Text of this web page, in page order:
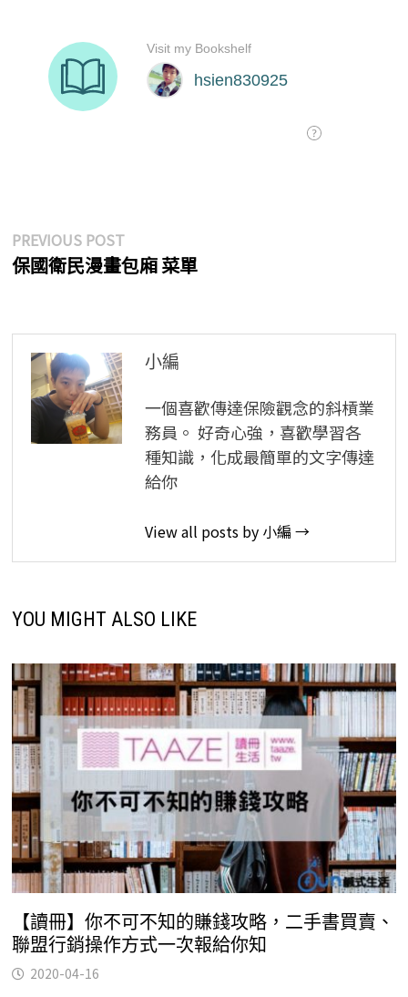
文
章
覽
PREVIOUS POSTPrevious
post:
保國衛民漫畫包廂 菜單
小編
一個喜歡傳達保險觀念的斜槓業
務員。 好奇心強，喜歡學習各
種知識，化成最簡單的文字傳達
給你
View all posts by 小編 →
YOU MIGHT ALSO LIKE
【讀冊】你不可不知的賺錢攻略，二手書買賣、
聯盟行銷操作方式一次報給你知
2020-04-16